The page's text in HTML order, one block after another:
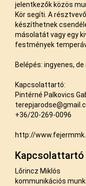
jelentkezők közös
Kör segíti. A
készíthetnek
másolatát vagy egy
festmények
Belépés: ingyenes,
Kapcsolattartó:
Pintérné Palkovics
+36/20-269-0096
http://
Kapcsolattartó
Lőrincz Miklós
kommunikációs